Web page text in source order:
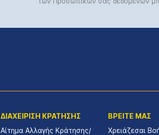
ΔΙΑΧΕΙΡΙΣΗ ΚΡΑΤΗΣΗΣ
Αίτημα Αλλαγής Κράτησης/
ΒΡΕΙΤΕ ΜΑΣ
Χρειάζεσαι